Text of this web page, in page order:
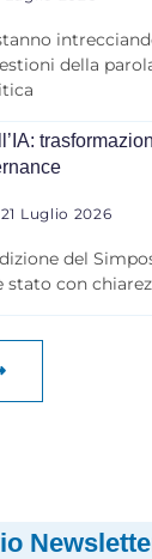
della
21 Luglio 2026
del
con